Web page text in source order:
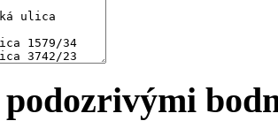
podozrivými